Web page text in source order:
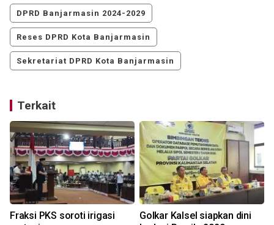
DPRD Banjarmasin 2024-2029
Reses DPRD Kota Banjarmasin
Sekretariat DPRD Kota Banjarmasin
Terkait
Fraksi PKS soroti irigasi
Golkar Kalsel siapkan dini